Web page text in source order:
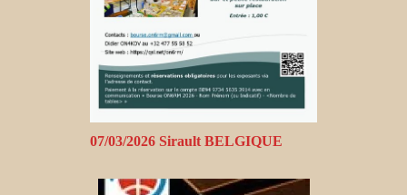
07/03/2026 Sirault BELGIQUE